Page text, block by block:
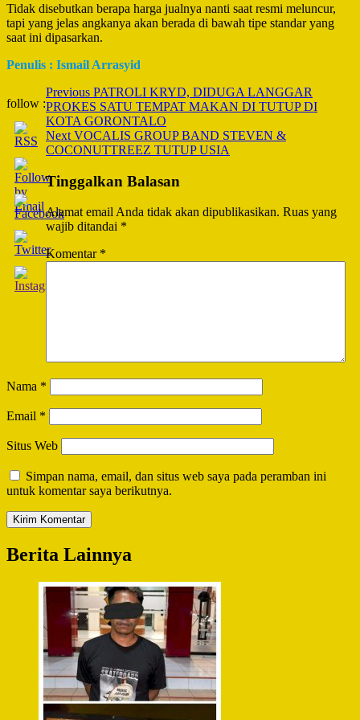
Tidak disebutkan berapa harga jualnya nanti saat resmi meluncur,
tapi yang jelas angkanya akan berada di bawah tipe standar yang
saat ini dipasarkan.
Penulis : Ismail Arrasyid
follow :
Post
Navigation
Previous PATROLI KRYD, DIDUGA LANGGAR
PROKES SATU TEMPAT MAKAN DI TUTUP DI
KOTA GORONTALO
Next VOCALIS GROUP BAND STEVEN &
COCONUTTREEZ TUTUP USIA
Tinggalkan Balasan
Alamat email Anda tidak akan dipublikasikan. Ruas yang
wajib ditandai *
Komentar *
Nama *
Email *
Situs Web
Simpan nama, email, dan situs web saya pada peramban ini
untuk komentar saya berikutnya.
Berita Lainnya